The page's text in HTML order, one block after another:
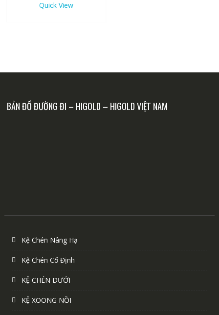
Quick View
BẢN ĐỒ ĐƯỜNG ĐI – HIGOLD – HIGOLD VIỆT NAM
Kệ Chén Nâng Hạ
Kệ Chén Cố Định
KỆ CHÉN DƯỚI
KỆ XOONG NỒI